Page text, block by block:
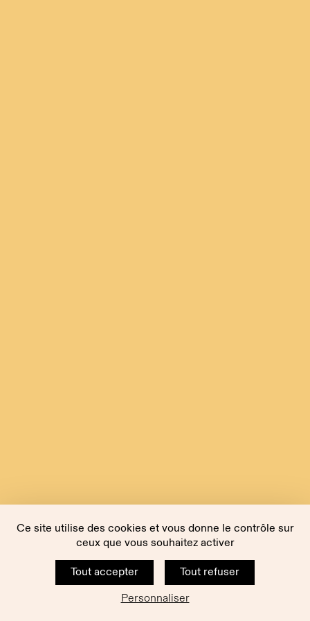
Ce site utilise des cookies et vous donne le contrôle sur
ceux que vous souhaitez activer
Tout accepter
Tout refuser
Personnaliser